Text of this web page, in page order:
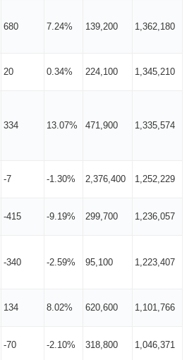
680 7.24% 139,200 1,362,180
20 0.34% 224,100 1,345,210
334 13.07% 471,900 1,335,574
-7 -1.30% 2,376,400 1,252,229
-415 -9.19% 299,700 1,236,057
-340 -2.59% 95,100 1,223,407
134 8.02% 620,600 1,101,766
-70 -2.10% 318,800 1,046,371